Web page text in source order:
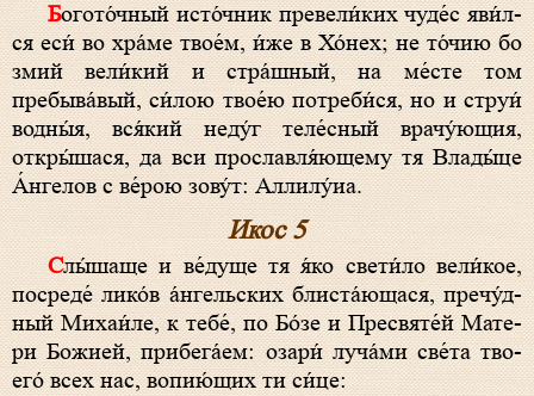
Богото́чный ис­то́ч­ник превели́ких чу­де́с яви́л­
ся еси́ во хра́­ме тво­е́м, и́же в Хо́нех; не то́­чию бо
змий ве­ли́­кий и стра́шный, на ме́сте том
пребыва́вый, си́­лою твое́ю потреби́ся, но и струи́
водны́я, вся́кий не­ду́г теле́сный врачу́ющия,
откры́шася, да вси про­слав­ля́­юще­му тя Вла­ды́­це
А́н­ге­лов с ве́­рою зову́т: Алли­лу́иа.
Икос 5
Слы́­ша­ще и ве́­ду­ще тя я́ко све­ти́­ло вели́кое,
посреде́ лико́в а́нгельских блиста́ющася, пре­чу́д­
ный Михаи́ле, к те­бе́, по Бо́­зе и Пресвяте́й Ма­те­
ри Бо­жией, при­бе­га́­ем: озари́ лу­ча́­ми све́­та тво­
его́ всех нас, во­пию́­щих ти си́­це: